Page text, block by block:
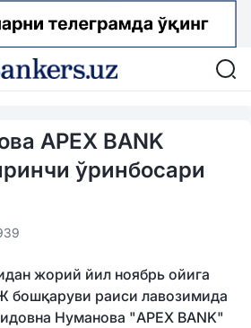
APEX BANK
ўринбосари
жорий йил ноябрь ойига
бошқаруви раиси лавозимида
Нуманова "APEX BANK"